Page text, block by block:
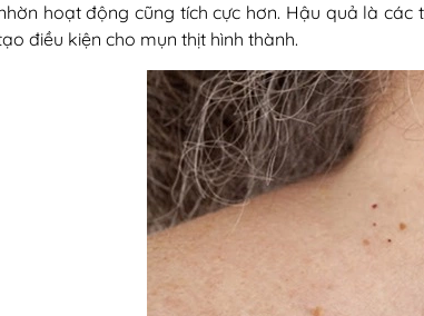
hoạt động cũng tích cực hơn. Hậu quả là
điều kiện cho mụn thịt hình thành.